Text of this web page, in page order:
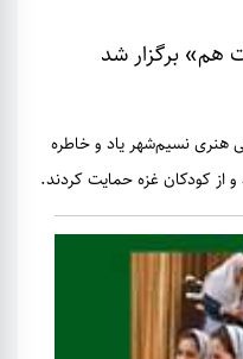
هم» برگزار شد
هنری نسیم‌شهر یاد و خاطره
از کودکان غزه حمایت کردند.